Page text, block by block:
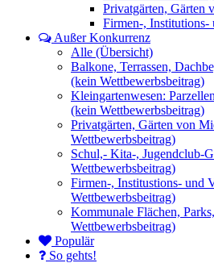
Privatgärten, Gärten
Firmen-, Institutions-
Außer Konkurrenz
Alle (Übersicht)
Balkone, Terrassen,
(kein Wettbewerbsbeitrag)
Kleingartenwesen:
(kein Wettbewerbsbeitrag)
Privatgärten, Gärten von
Wettbewerbsbeitrag)
Schul,- Kita-, Jugendclub-
Wettbewerbsbeitrag)
Firmen-, Institustions- und
Wettbewerbsbeitrag)
Kommunale Flächen,
Wettbewerbsbeitrag)
Populär
So gehts!